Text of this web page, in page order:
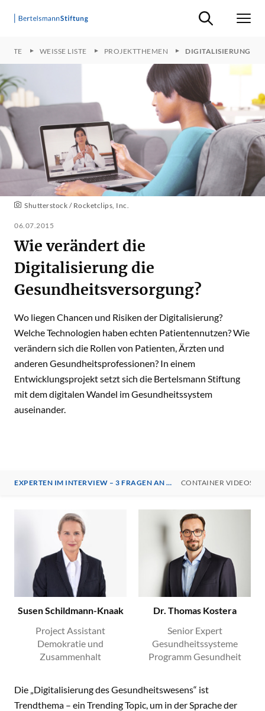
Suche ein-/
WEISSE LISTE PROJEKTTHEMEN DIGITALISIERUNG
Shutterstock / Rocketclips, Inc.
06.07.2015
Wie verändert die
Digitalisierung die
Gesundheitsversorgung?
Wo liegen Chancen und Risiken der Digitalisierung?
Welche Technologien haben echten Patientennutzen? Wie
verändern sich die Rollen von Patienten, Ärzten und
anderen Gesundheitsprofessionen? In einem
Entwicklungsprojekt setzt sich die Bertelsmann Stiftung
mit dem digitalen Wandel im Gesundheitssystem
auseinander.
EXPERTEN IM INTERVIEW – 3 FRAGEN AN … CONTAINER VIDEOS
Susen Schildmann-Knaak
Project Assistant
Demokratie und
Zusammenhalt
Dr. Thomas Kostera
Senior Expert
Gesundheitssysteme
Programm Gesundheit
Die „Digitalisierung des Gesundheitswesens“ ist
Trendthema – ein Trending Topic, um in der Sprache der